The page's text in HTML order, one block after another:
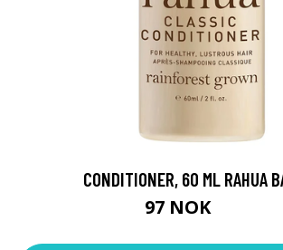
CONDITIONER, 60 ML RAHUA
97 NOK